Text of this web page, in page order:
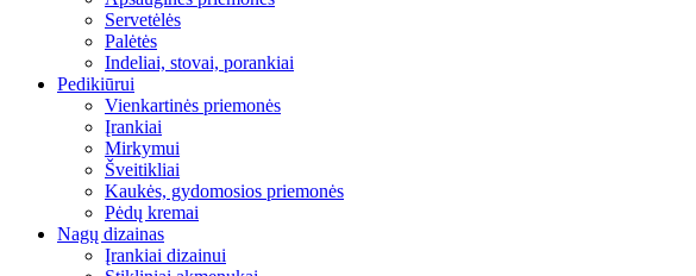
Servetėlės
Palėtės
Indeliai, stovai, porankiai
Pedikiūrui
Vienkartinės priemonės
Įrankiai
Mirkymui
Šveitikliai
Kaukės, gydomosios priemonės
Pėdų kremai
Nagų dizainas
Įrankiai dizainui